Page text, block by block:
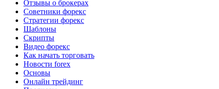
Отзывы о брокерах
Советники форекс
Стратегии форекс
Шаблоны
Скрипты
Видео форекс
Как начать торговать
Новости forex
Основы
Онлайн трейдинг